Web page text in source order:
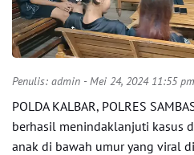
Penulis: admin - Mei 24, 2024 11:55 pm
POLDA KALBAR, POLRES
berhasil menindaklanjuti kasus
anak di bawah umur yang viral